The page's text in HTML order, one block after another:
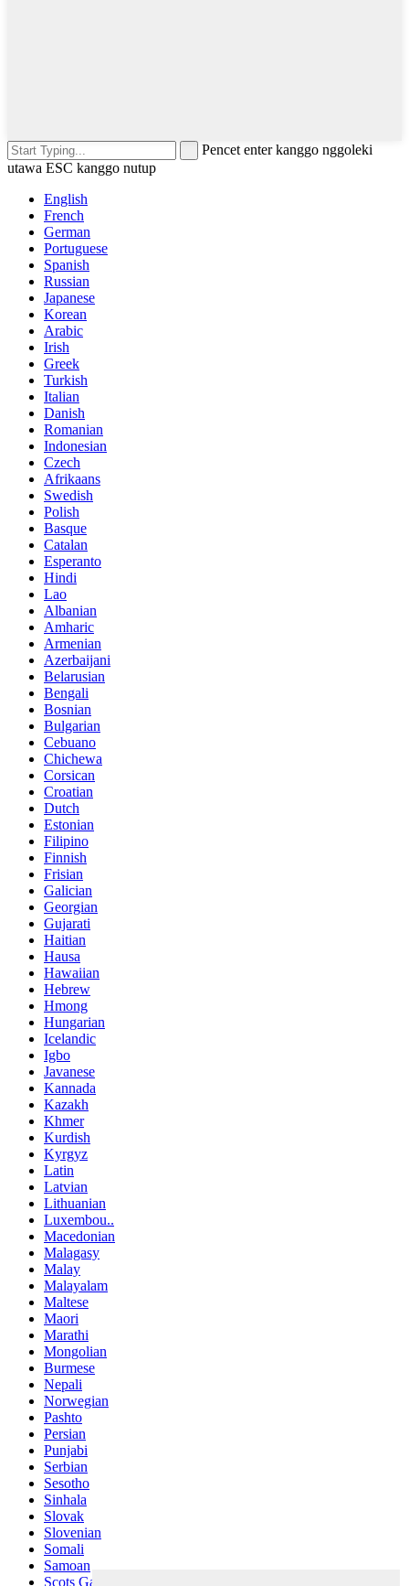
Pencet enter kanggo nggoleki
utawa ESC kanggo nutup
English
French
German
Portuguese
Spanish
Russian
Japanese
Korean
Arabic
Irish
Greek
Turkish
Italian
Danish
Romanian
Indonesian
Czech
Afrikaans
Swedish
Polish
Basque
Catalan
Esperanto
Hindi
Lao
Albanian
Amharic
Armenian
Azerbaijani
Belarusian
Bengali
Bosnian
Bulgarian
Cebuano
Chichewa
Corsican
Croatian
Dutch
Estonian
Filipino
Finnish
Frisian
Galician
Georgian
Gujarati
Haitian
Hausa
Hawaiian
Hebrew
Hmong
Hungarian
Icelandic
Igbo
Javanese
Kannada
Kazakh
Khmer
Kurdish
Kyrgyz
Latin
Latvian
Lithuanian
Luxembou..
Macedonian
Malagasy
Malay
Malayalam
Maltese
Maori
Marathi
Mongolian
Burmese
Nepali
Norwegian
Pashto
Persian
Punjabi
Serbian
Sesotho
Sinhala
Slovak
Slovenian
Somali
Samoan
Scots Gaelic